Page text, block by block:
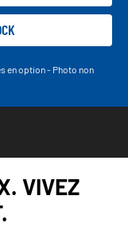
en option - Photo non
VIVEZ